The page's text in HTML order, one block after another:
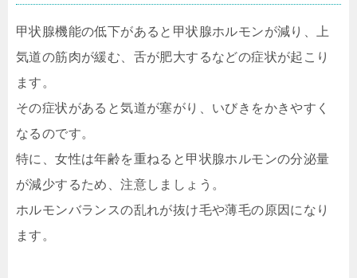
甲状腺機能の低下があると甲状腺ホルモンが減り、上
気道の筋肉が緩む、舌が肥大するなどの症状が起こり
ます。
その症状があると気道が塞がり、いびきをかきやすく
なるのです。
特に、女性は年齢を重ねると甲状腺ホルモンの分泌量
が減少するため、注意しましょう。
ホルモンバランスの乱れが抜け毛や薄毛の原因になり
ます。